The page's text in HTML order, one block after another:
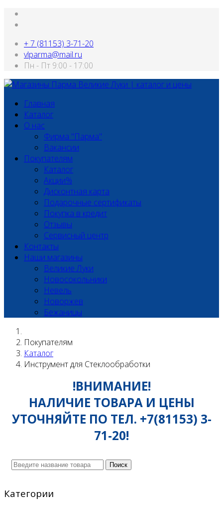
+ 7 (81153) 3-71-20
vlparma@mail.ru
Пн - Пт 9:00 - 17:00
Главная
Каталог
О нас
Фирма "Парма"
Вакансии
Покупателям
Каталог
Акции%
Дисконтная карта
Подарочные сертификаты
Покупка в кредит
Отзывы
Сервисный центр
Контакты
Наши магазины
Великие Луки
Новосокольники
Невель
Новоржев
Бежаницы
Покупателям
Каталог
Инструмент для Стеклообработки
!ВНИМАНИЕ!
НАЛИЧИЕ ТОВАРА И ЦЕНЫ
УТОЧНЯЙТЕ ПО ТЕЛ. +7(81153) 3-
71-20!
Поиск
Категории